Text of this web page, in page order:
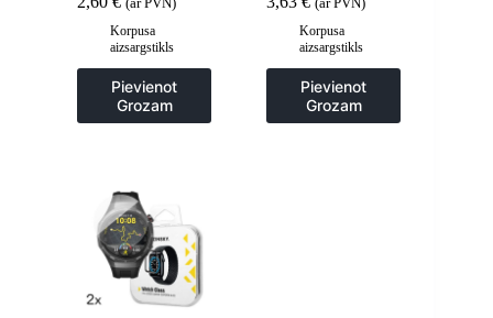
aizsargstikliem – 2
Korpusa
aizsargstikls
Pievienot
Grozam
Pro / GT 3 / GT 3
Pro Full Glue 46 mm
– 2 gab.
Korpusa
aizsargstikls
Pievienot
Grozam